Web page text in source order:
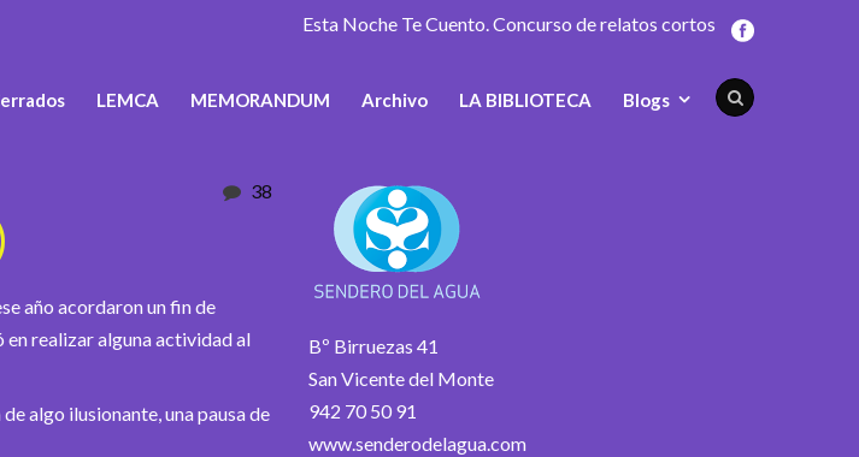
Esta Noche Te Cuento. Concurso de relatos cortos
LEMCA MEMORANDUM Archivo LA BIBLIOTECA Blogs
38
año acordaron un fin de
en realizar alguna actividad al
algo ilusionante, una pausa de
Bº Birruezas 41
San Vicente del Monte
942 70 50 91
www.senderodelagua.com